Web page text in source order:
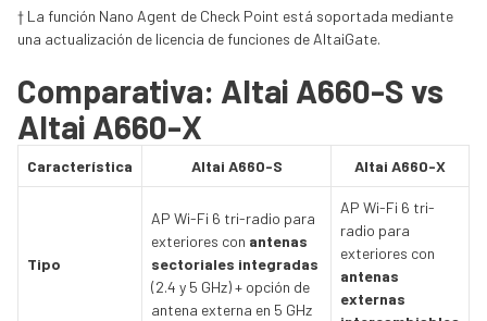
† La función Nano Agent de Check Point está soportada mediante
una actualización de licencia de funciones de AltaiGate.
Comparativa: Altai A660-S vs
Altai A660-X
Característica Altai A660-S Altai A660-X
Tipo
AP Wi-Fi 6 tri-radio para
exteriores con antenas
sectoriales integradas
(2.4 y 5 GHz) + opción de
antena externa en 5 GHz
AP Wi-Fi 6 tri-
radio para
exteriores con
antenas
externas